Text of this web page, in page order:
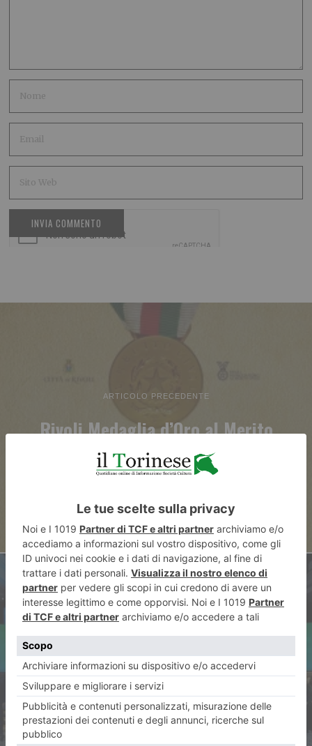
ARTICOLO PRECEDENTE
Rivoli Medaglia d’Oro al Merito
Civile, arriva Mattarella
ARTICOLO SUCCESSIVO
Torino progetta i futuri urbani
all’Arab European Cities
Dialogue di Riyadh